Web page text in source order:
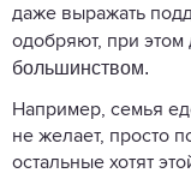
даже выражать
одобряют, при этом
большинством.
Например, семья
не желает, просто
остальные хотят